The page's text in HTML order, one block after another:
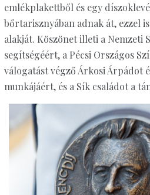
emlékplakettből és egy
bőrtarisznyában adnak át, ezzel
alakját. Köszönet illeti a Nemzeti
segítségéért, a Pécsi Országos
válogatást végző Árkosi Árpádot
munkájáért, és a Sík családot a